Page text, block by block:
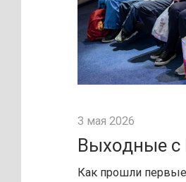
3 мая 2026
Выходные с
Как прошли